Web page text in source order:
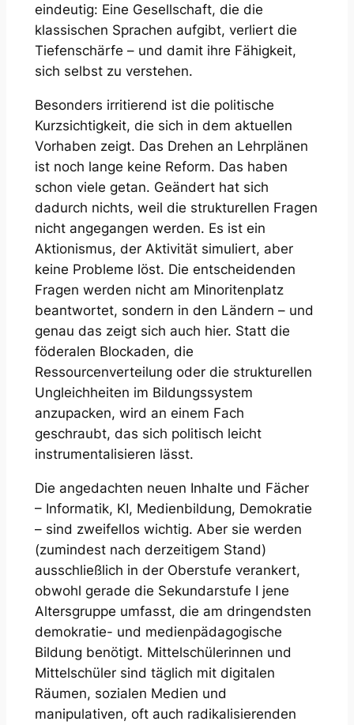
eindeutig: Eine Gesellschaft, die die
klassischen Sprachen aufgibt, verliert die
Tiefenschärfe – und damit ihre Fähigkeit,
sich selbst zu verstehen.
Besonders irritierend ist die politische
Kurzsichtigkeit, die sich in dem aktuellen
Vorhaben zeigt. Das Drehen an Lehrplänen
ist noch lange keine Reform. Das haben
schon viele getan. Geändert hat sich
dadurch nichts, weil die strukturellen Fragen
nicht angegangen werden. Es ist ein
Aktionismus, der Aktivität simuliert, aber
keine Probleme löst. Die entscheidenden
Fragen werden nicht am Minoritenplatz
beantwortet, sondern in den Ländern – und
genau das zeigt sich auch hier. Statt die
föderalen Blockaden, die
Ressourcenverteilung oder die strukturellen
Ungleichheiten im Bildungssystem
anzupacken, wird an einem Fach
geschraubt, das sich politisch leicht
instrumentalisieren lässt.
Die angedachten neuen Inhalte und Fächer
– Informatik, KI, Medienbildung, Demokratie
– sind zweifellos wichtig. Aber sie werden
(zumindest nach derzeitigem Stand)
ausschließlich in der Oberstufe verankert,
obwohl gerade die Sekundarstufe I jene
Altersgruppe umfasst, die am dringendsten
demokratie- und medienpädagogische
Bildung benötigt. Mittelschülerinnen und
Mittelschüler sind täglich mit digitalen
Räumen, sozialen Medien und
manipulativen, oft auch radikalisierenden